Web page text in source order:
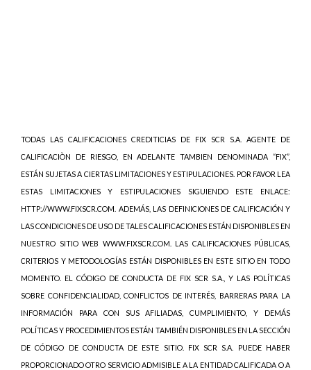
TODAS LAS CALIFICACIONES CREDITICIAS DE FIX SCR S.A. AGENTE DE
CALIFICACIÒN DE RIESGO, EN ADELANTE TAMBIEN DENOMINADA “FIX”,
ESTÁN SUJETAS A CIERTAS LIMITACIONES Y ESTIPULACIONES. POR FAVOR LEA
ESTAS LIMITACIONES Y ESTIPULACIONES SIGUIENDO ESTE ENLACE:
HTTP://WWW.FIXSCR.COM. ADEMÁS, LAS DEFINICIONES DE CALIFICACIÓN Y
LAS CONDICIONES DE USO DE TALES CALIFICACIONES ESTÁN DISPONIBLES EN
NUESTRO SITIO WEB WWW.FIXSCR.COM. LAS CALIFICACIONES PÚBLICAS,
CRITERIOS Y METODOLOGÍAS ESTÁN DISPONIBLES EN ESTE SITIO EN TODO
MOMENTO. EL CÓDIGO DE CONDUCTA DE FIX SCR S.A., Y LAS POLÍTICAS
SOBRE CONFIDENCIALIDAD, CONFLICTOS DE INTERÉS, BARRERAS PARA LA
INFORMACIÓN PARA CON SUS AFILIADAS, CUMPLIMIENTO, Y DEMÁS
POLÍTICAS Y PROCEDIMIENTOS ESTÁN TAMBIÉN DISPONIBLES EN LA SECCIÓN
DE CÓDIGO DE CONDUCTA DE ESTE SITIO. FIX SCR S.A. PUEDE HABER
PROPORCIONADO OTRO SERVICIO ADMISIBLE A LA ENTIDAD CALIFICADA O A